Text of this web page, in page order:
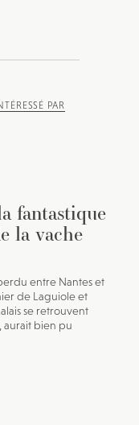
PAR
fantastique
la vache
entre Nantes et
de Laguiole et
se retrouvent
aurait bien pu